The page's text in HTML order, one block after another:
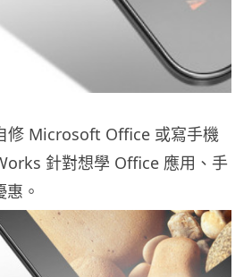
修 Microsoft Office 或寫手機
針對想學 Office 應用、手
。